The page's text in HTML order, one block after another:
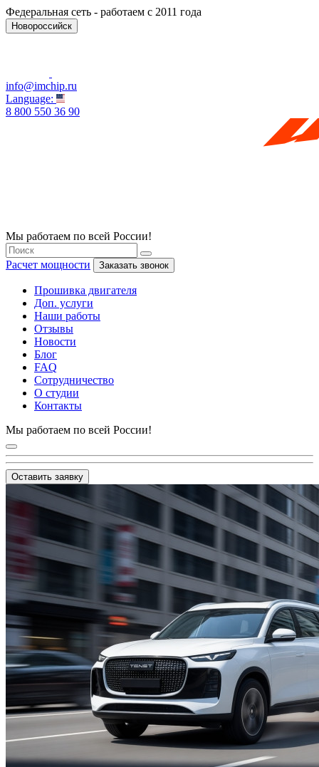
Федеральная сеть - работаем с 2011 года
Новороссийск
info@imchip.ru
Language:
8 800 550 36 90
Мы работаем по всей России!
Расчет мощности Заказать звонок
Прошивка двигателя
Доп. услуги
Наши работы
Отзывы
Новости
Блог
FAQ
Сотрудничество
О студии
Контакты
Мы работаем по всей России!
Оставить заявку